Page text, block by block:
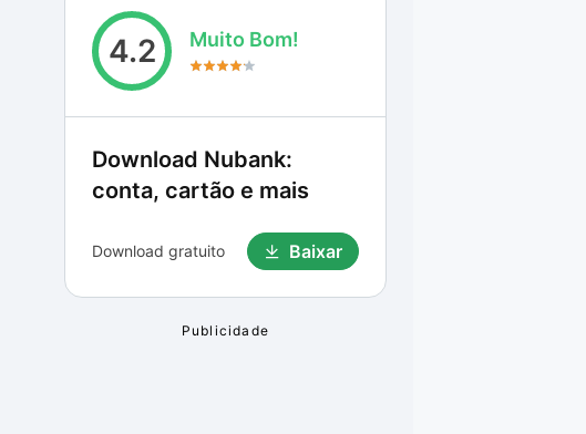
4.2 Muito Bom!
Download Nubank:
conta, cartão e mais
Download gratuito Baixar